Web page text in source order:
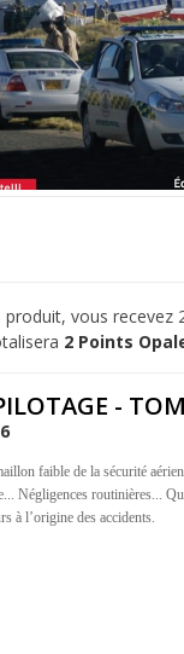
produit, vous recevez
2 Points
-
faible de la sécurité
Négligences routinières...
à l’origine des accidents.